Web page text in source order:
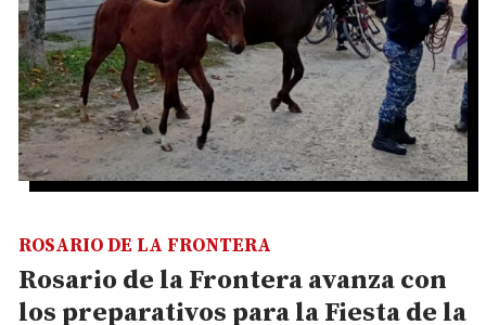
Rosario de la Frontera avanza con
los preparativos para la Fiesta de la
ROSARIO DE LA FRONTERA